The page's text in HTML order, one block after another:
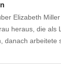
Elizabeth
heraus, die als
danach arbeitete